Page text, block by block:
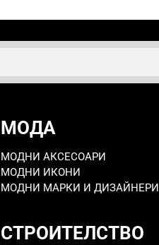
МОДА
МОДНИ АКСЕСОАРИ
МОДНИ ИКОНИ
МОДНИ МАРКИ И ДИЗАЙНЕРИ
СТРОИТЕЛСТВО